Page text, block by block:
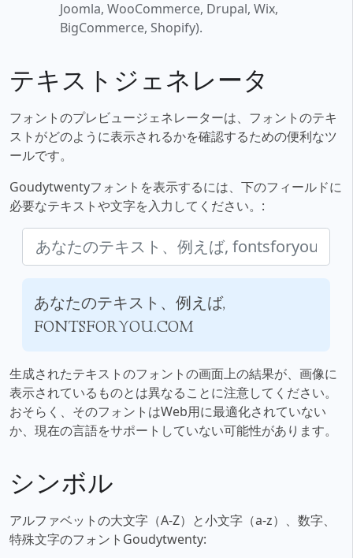
Joomla, WooCommerce, Drupal, Wix,
BigCommerce, Shopify).
テキストジェネレータ
フォントのプレビュージェネレーターは、フォントのテキ
ストがどのように表示されるかを確認するための便利なツ
ールです。
Goudytwentyフォントを表示するには、下のフィールドに
必要なテキストや文字を入力してください。:
あなたのテキスト、例えば,
fontsforyou.com
生成されたテキストのフォントの画面上の結果が、画像に
表示されているものとは異なることに注意してください。
おそらく、そのフォントはWeb用に最適化されていない
か、現在の言語をサポートしていない可能性があります。
シンボル
アルファベットの大文字（A-Z）と小文字（a-z）、数字、
特殊文字のフォントGoudytwenty: